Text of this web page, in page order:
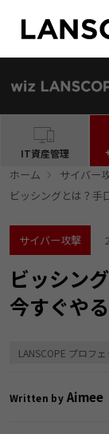
IT資産管理
ホーム
サイバー
ビッシングとは？手
サイバー攻撃
ビッシン
今すぐや
LANSCOPE プロフ
Written byAimee